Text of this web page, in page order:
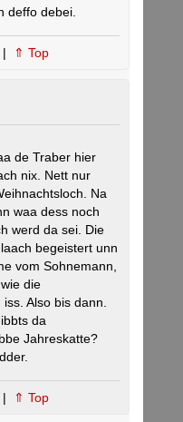
deffo debei.
| ⇑ Top
de Traber hier
nix. Nett nur
Na
waa dess noch
werd da sei. Die
begeistert unn
vom Sohnemann,
die
Also bis dann.
da
Jahreskatte?
| ⇑ Top